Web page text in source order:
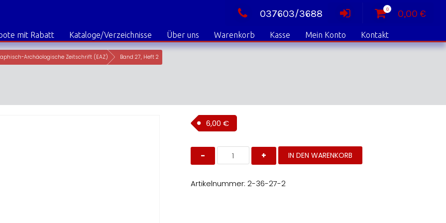
037603/3688 0 0,00 €
mit Rabatt Kataloge/Verzeichnisse Über uns Warenkorb Kasse Mein Konto Kontakt
Archäologische Zeitschrift (EAZ) Band 27, Heft 2
6,00 €
Band
Heft
Menge
IN DEN WARENKORB
Artikelnummer: 2-36-27-2